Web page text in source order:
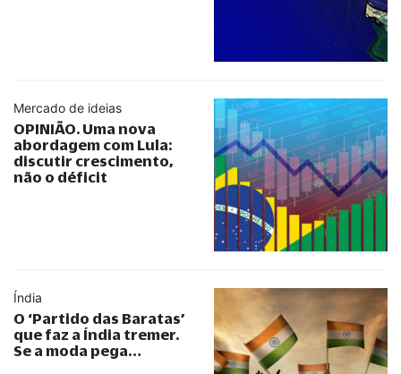
Mercado de ideias
OPINIÃO. Uma nova
abordagem com Lula:
discutir crescimento,
não o déficit
Índia
O ‘Partido das Baratas’
que faz a Índia tremer.
Se a moda pega…